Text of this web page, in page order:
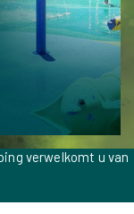
verwelkomt u van